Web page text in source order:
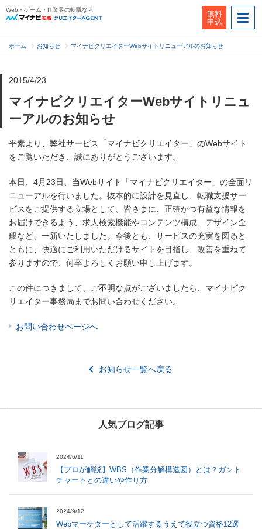
Web・ゲーム・IT業界の転職なら
無料
申込
ホーム お知らせ マイナビクリエイターWebサイトリニューアルのお知らせ
2015/4/23
マイナビクリエイターWebサイトリニュ
ーアルのお知らせ
平素より、弊社サービス「マイナビクリエイター」のWebサイト
をご覧いただき、誠にありがとうございます。
本日、4月23日、当Webサイト「マイナビクリエイター」の全面リ
ニューアルを行いました。抜本的に設計を見直し、転職支援サー
ビスをご提供する立場として、皆さまに、正確かつ有益な情報を
お届けできるよう、求人検索機能やコンテンツ構成、デザイン全
般など、一新いたしました。今後とも、サービスの充実を図ると
ともに、快適にご利用いただけるサイトを目指し、改善を重ねて
参りますので、何卒よろしくお願い申し上げます。
この件につきまして、ご不明な点がございましたら、マイナビク
リエイター事務局までお問い合わせください。
お問い合わせページへ
お知らせ一覧へ戻る
人気ブログ記事
2024/6/11
【プロが解説】WBS（作業分解構造図）とは？ガント
チャートとの違いや作り方
2024/9/12
Webマーケターとして活躍するうえで役立つ資格12選